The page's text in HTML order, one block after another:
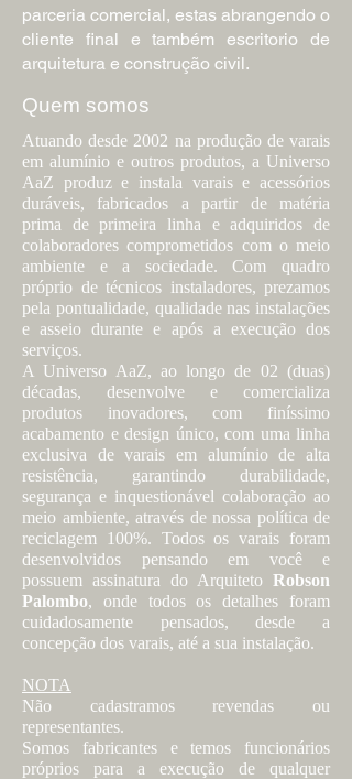
parceria comercial, estas abrangendo o
cliente final e também escritorio de
arquitetura e construção civil.
Quem somos
Atuando desde 2002 na produção de varais
em alumínio e outros produtos, a Universo
AaZ produz e instala varais e acessórios
duráveis, fabricados a partir de matéria
prima de primeira linha e adquiridos de
colaboradores comprometidos com o meio
ambiente e a sociedade. Com quadro
próprio de técnicos instaladores, prezamos
pela pontualidade, qualidade nas instalações
e asseio durante e após a execução dos
serviços.
A Universo AaZ, ao longo de 02 (duas)
décadas, desenvolve e comercializa
produtos inovadores, com finíssimo
acabamento e design único, com uma linha
exclusiva de varais em alumínio de alta
resistência, garantindo durabilidade,
segurança e inquestionável colaboração ao
meio ambiente, através de nossa política de
reciclagem 100%. Todos os varais foram
desenvolvidos pensando em você e
possuem assinatura do Arquiteto Robson
Palombo, onde todos os detalhes foram
cuidadosamente pensados, desde a
concepção dos varais, até a sua instalação.
NOTA
Não cadastramos revendas ou
representantes.
Somos fabricantes e temos funcionários
próprios para a execução de qualquer